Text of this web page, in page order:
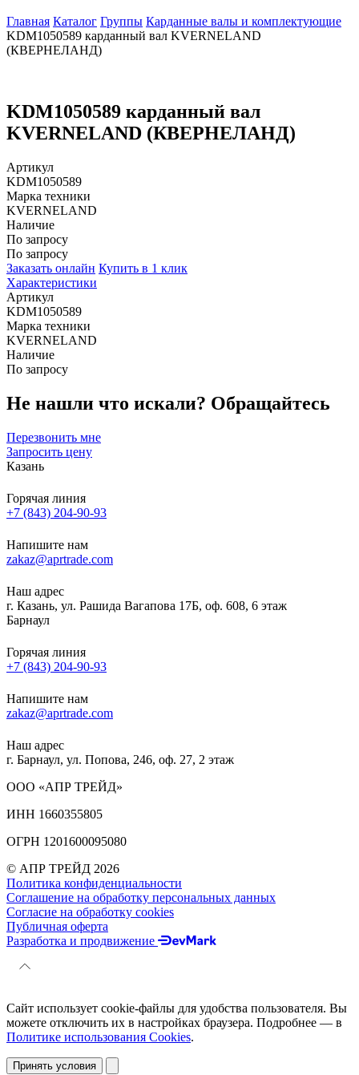
Главная Каталог Группы Карданные валы и комплектующие
KDM1050589 карданный вал KVERNELAND
(КВЕРНЕЛАНД)
KDM1050589 карданный вал
KVERNELAND (КВЕРНЕЛАНД)
Артикул
KDM1050589
Марка техники
KVERNELAND
Наличие
По запросу
По запросу
Заказать онлайн Купить в 1 клик
Характеристики
Артикул
KDM1050589
Марка техники
KVERNELAND
Наличие
По запросу
Не нашли что искали? Обращайтесь
Перезвонить мне
Запросить цену
Казань
Горячая линия
+7 (843) 204-90-93
Напишите нам
zakaz@aprtrade.com
Наш адрес
г. Казань, ул. Рашида Вагапова 17Б, оф. 608, 6 этаж
Барнаул
Горячая линия
+7 (843) 204-90-93
Напишите нам
zakaz@aprtrade.com
Наш адрес
г. Барнаул, ул. Попова, 246, оф. 27, 2 этаж
ООО «АПР ТРЕЙД»
ИНН 1660355805
ОГРН 1201600095080
© АПР ТРЕЙД 2026
Политика конфиденциальности
Соглашение на обработку персональных данных
Согласие на обработку cookies
Публичная оферта
Разработка и продвижение
Сайт использует cookie-файлы для удобства пользователя. Вы
можете отключить их в настройках браузера. Подробнее — в
Политике использования Cookies.
Принять условия